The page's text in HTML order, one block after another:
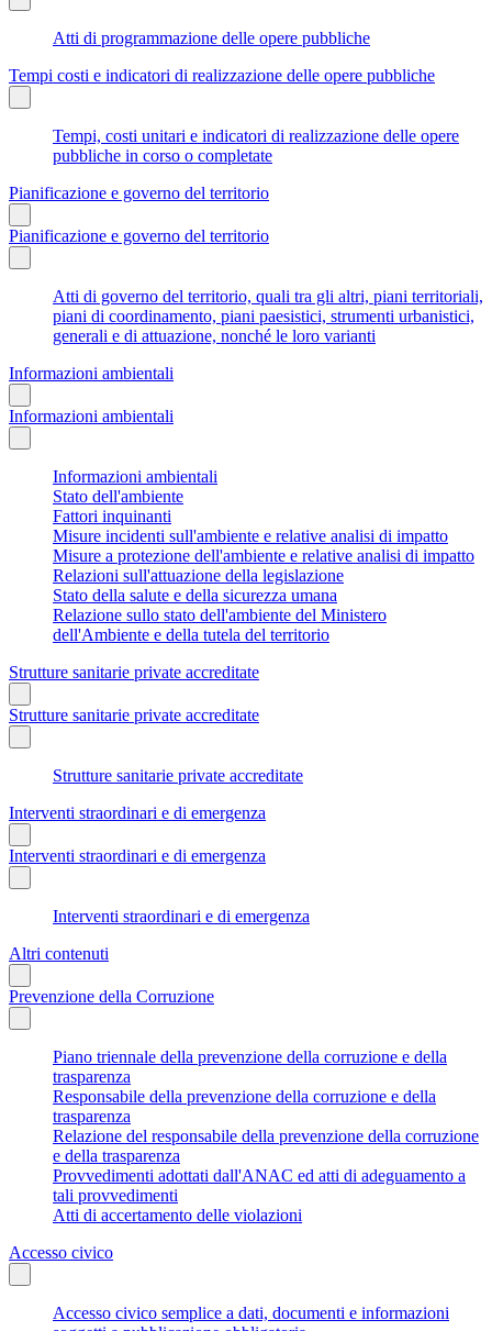
Atti di programmazione delle opere pubbliche
Tempi costi e indicatori di realizzazione delle opere pubbliche
Tempi, costi unitari e indicatori di realizzazione delle opere
pubbliche in corso o completate
Pianificazione e governo del territorio
Pianificazione e governo del territorio
Atti di governo del territorio, quali tra gli altri, piani territoriali,
piani di coordinamento, piani paesistici, strumenti urbanistici,
generali e di attuazione, nonché le loro varianti
Informazioni ambientali
Informazioni ambientali
Informazioni ambientali
Stato dell'ambiente
Fattori inquinanti
Misure incidenti sull'ambiente e relative analisi di impatto
Misure a protezione dell'ambiente e relative analisi di impatto
Relazioni sull'attuazione della legislazione
Stato della salute e della sicurezza umana
Relazione sullo stato dell'ambiente del Ministero
dell'Ambiente e della tutela del territorio
Strutture sanitarie private accreditate
Strutture sanitarie private accreditate
Strutture sanitarie private accreditate
Interventi straordinari e di emergenza
Interventi straordinari e di emergenza
Interventi straordinari e di emergenza
Altri contenuti
Prevenzione della Corruzione
Piano triennale della prevenzione della corruzione e della
trasparenza
Responsabile della prevenzione della corruzione e della
trasparenza
Relazione del responsabile della prevenzione della corruzione
e della trasparenza
Provvedimenti adottati dall'ANAC ed atti di adeguamento a
tali provvedimenti
Atti di accertamento delle violazioni
Accesso civico
Accesso civico semplice a dati, documenti e informazioni